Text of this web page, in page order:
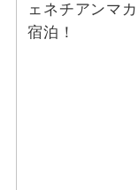
ェネチアンマ
宿泊！